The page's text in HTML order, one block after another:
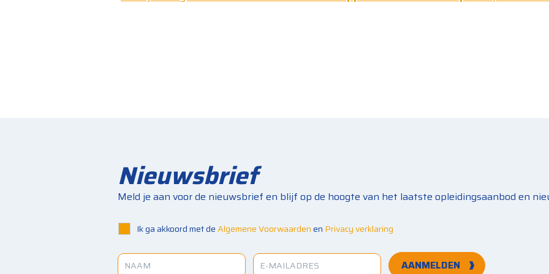
Nieuwsbrief
Meld je aan voor de nieuwsbrief en blijf op de hoogte van het laatste opleidingsaanbod en
Ik ga akkoord met deAlgemene Voorwaardenen Privacy verklaring
AANMELDEN